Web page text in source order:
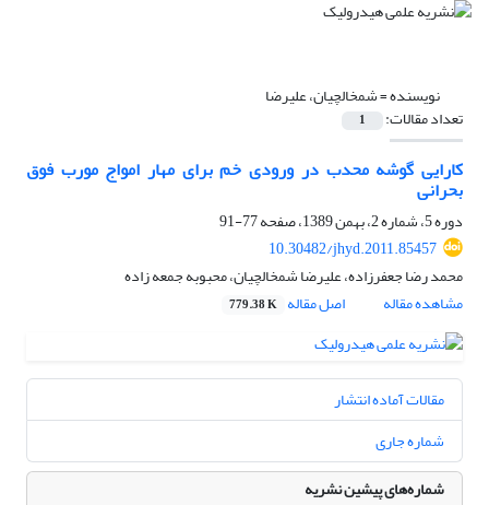
نویسنده =شمخالچیان، علیرضا
تعداد مقالات: 1
کارایی گوشه محدب در ورودی خم برای مهار امواج مورب فوق
بحرانی
دوره 5، شماره 2، بهمن 1389، صفحه
77-91
10.30482/jhyd.2011.85457
محمد رضا جعفرزاده، علیرضا شمخالچیان، محبوبه جمعه زاده
مشاهده مقاله
اصل مقاله 779.38 K
مقالات آماده انتشار
شماره جاری
شماره‌های پیشین نشریه